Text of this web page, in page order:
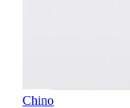
Chino